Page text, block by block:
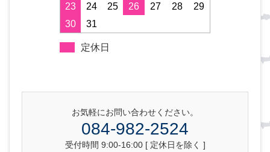
23
24 25 26 27 28
29
30
31
定休日
お気軽にお問い合わせください。
084-982-2524
受付時間 9:00-16:00 [ 定休日を除く ]